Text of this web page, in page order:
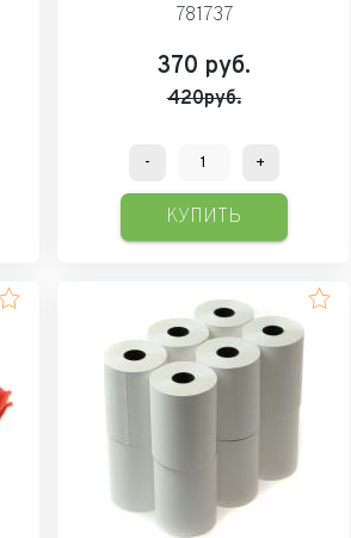
781737
370 руб.
420руб.
- +
КУПИТЬ